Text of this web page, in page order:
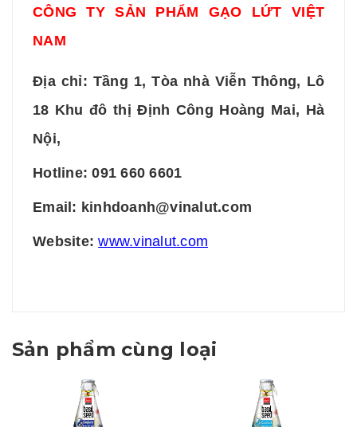
CÔNG TY SẢN PHẨM GẠO LỨT VIỆT
NAM
Địa chỉ: Tầng 1, Tòa nhà Viễn Thông, Lô
18 Khu đô thị Định Công Hoàng Mai, Hà
Nội,
Hotline: 091 660 6601
Email: kinhdoanh@vinalut.com
Website:www.vinalut.com
Sản phẩm cùng loại